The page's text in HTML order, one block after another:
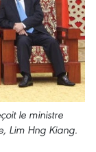
le ministre
Lim Hng Kiang.